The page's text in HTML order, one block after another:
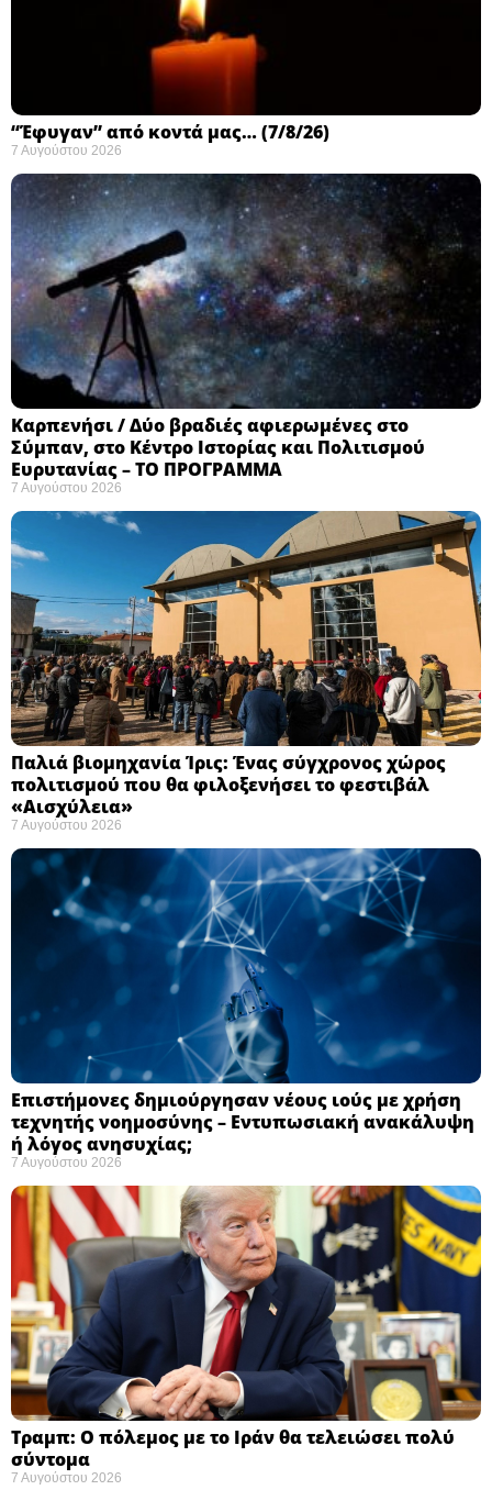
“Έφυγαν” από κοντά μας… (7/8/26)
7 Αυγούστου 2026
Καρπενήσι / Δύο βραδιές αφιερωμένες στο
Σύμπαν, στο Κέντρο Ιστορίας και Πολιτισμού
Ευρυτανίας – ΤΟ ΠΡΟΓΡΑΜΜΑ
7 Αυγούστου 2026
Παλιά βιομηχανία Ίρις: Ένας σύγχρονος χώρος
πολιτισμού που θα φιλοξενήσει το φεστιβάλ
«Αισχύλεια» ​
7 Αυγούστου 2026
Επιστήμονες δημιούργησαν νέους ιούς με χρήση
τεχνητής νοημοσύνης – Εντυπωσιακή ανακάλυψη
ή λόγος ανησυχίας; ​
7 Αυγούστου 2026
Τραμπ: Ο πόλεμος με το Ιράν θα τελειώσει πολύ
σύντομα ​
7 Αυγούστου 2026